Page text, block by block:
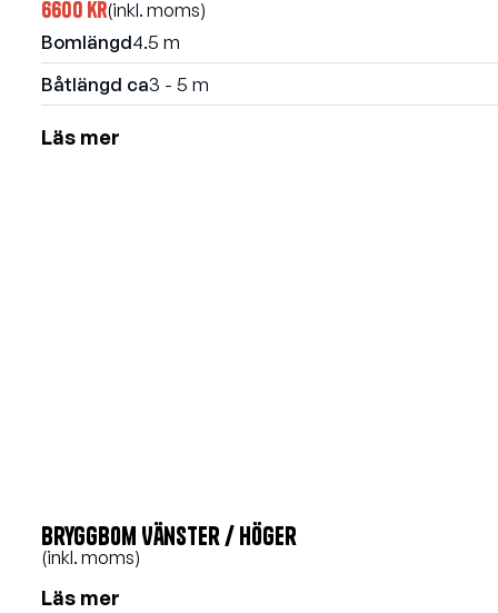
6600 kr(inkl. moms)
Bomlängd4.5 m
Båtlängd ca3 - 5 m
Läs mer
Bryggbom Vänster / Höger
(inkl. moms)
Läs mer